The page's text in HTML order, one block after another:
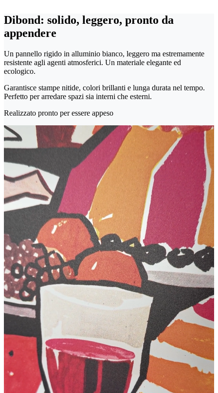
Dibond: solido, leggero, pronto da
appendere
Un pannello rigido in alluminio bianco, leggero ma estremamente
resistente agli agenti atmosferici. Un materiale elegante ed
ecologico.
Garantisce stampe nitide, colori brillanti e lunga durata nel tempo.
Perfetto per arredare spazi sia interni che esterni.
Realizzato pronto per essere appeso